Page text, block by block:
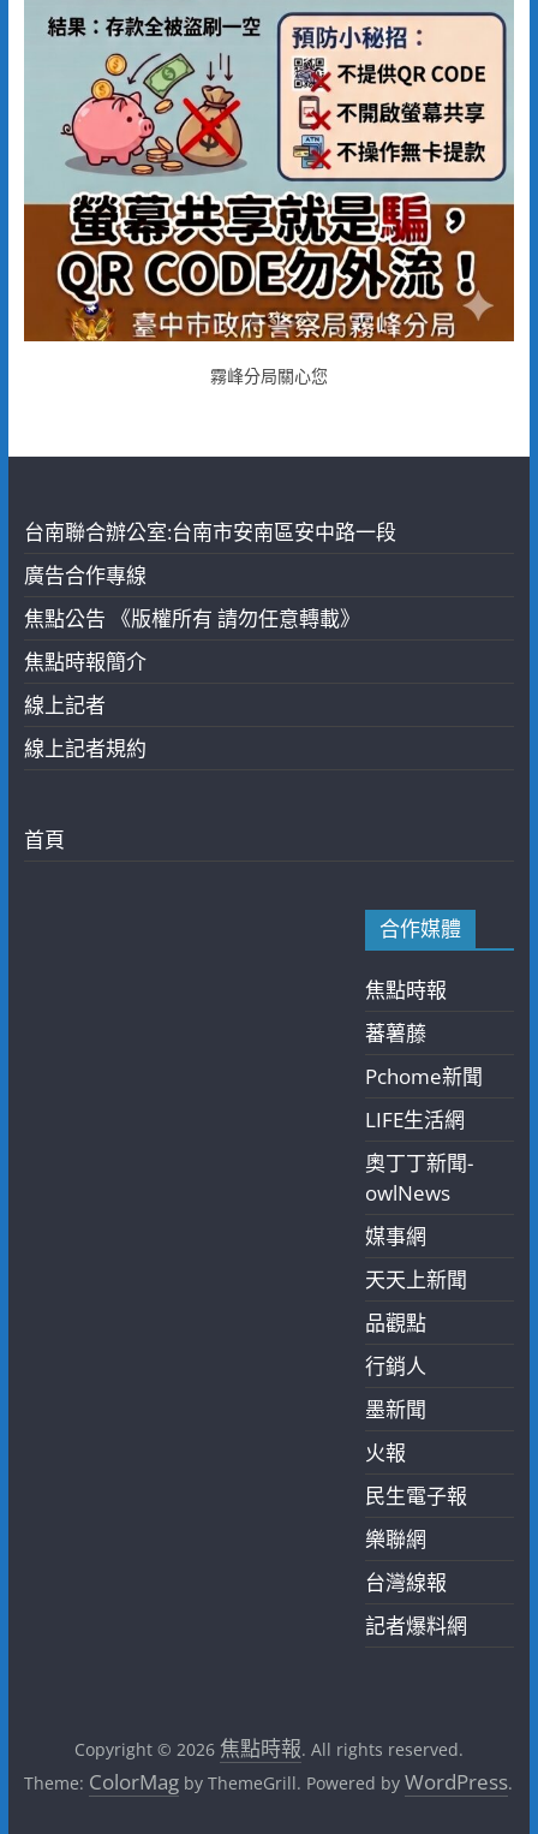
霧峰分局關心您
台南聯合辦公室:台南市安南區安中路一段
廣告合作專線
焦點公告 《版權所有 請勿任意轉載》
焦點時報簡介
線上記者
線上記者規約
首頁
合作媒體
焦點時報
蕃薯藤
Pchome新聞
LIFE生活網
奧丁丁新聞-
owlNews
媒事網
天天上新聞
品觀點
行銷人
墨新聞
火報
民生電子報
樂聯網
台灣線報
記者爆料網
Copyright © 2026 焦點時報. All rights reserved.
Theme: ColorMag by ThemeGrill. Powered byWordPress.